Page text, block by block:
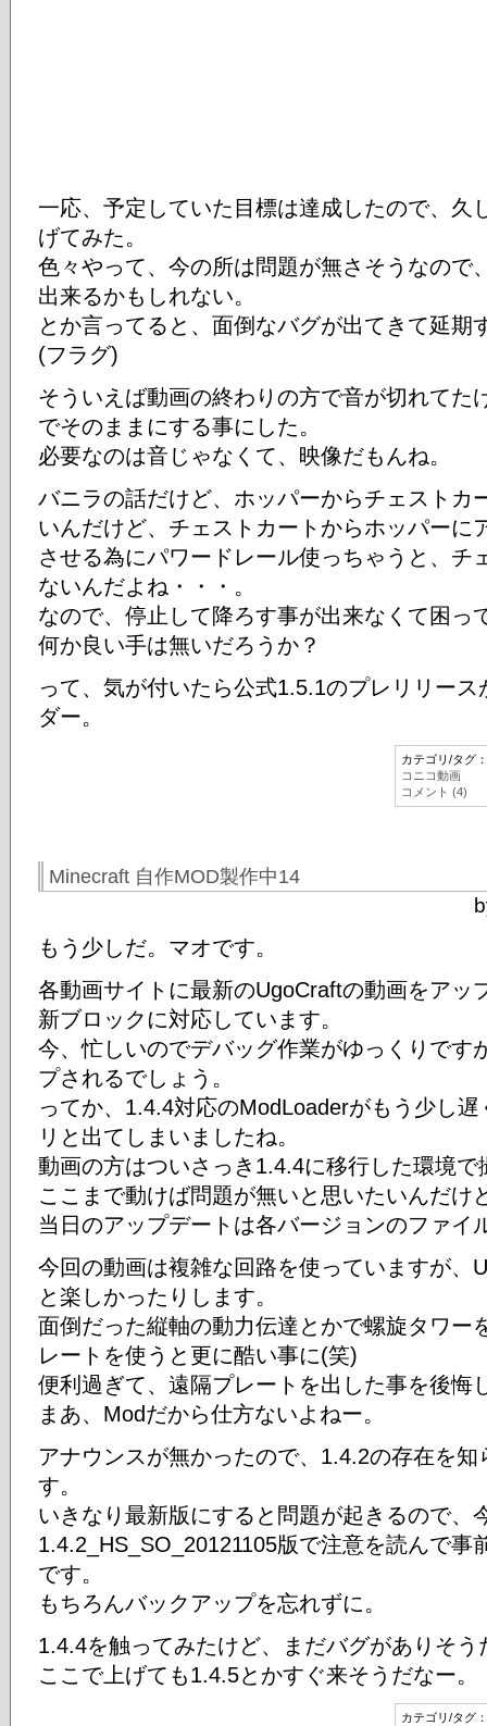
一応、予定していた目標は達成したので、久
げてみた。
色々やって、今の所は問題が無さそうなので
出来るかもしれない。
とか言ってると、面倒なバグが出てきて延期
(フラグ)
そういえば動画の終わりの方で音が切れてた
でそのままにする事にした。
必要なのは音じゃなくて、映像だもんね。
バニラの話だけど、ホッパーからチェストカ
いんだけど、チェストカートからホッパーに
させる為にパワードレール使っちゃうと、チ
ないんだよね・・・。
なので、停止して降ろす事が出来なくて困っ
何か良い手は無いだろうか？
って、気が付いたら公式1.5.1のプレリリー
ダー。
カテゴリ/タグ：
コニコ動画
コメント (4)
Minecraft 自作MOD製作中14
もう少しだ。マオです。
各動画サイトに最新のUgoCraftの動画をアッ
新ブロックに対応しています。
今、忙しいのでデバッグ作業がゆっくりです
プされるでしょう。
ってか、1.4.4対応のModLoaderがもう少し
リと出てしまいましたね。
動画の方はついさっき1.4.4に移行した環境で
ここまで動けば問題が無いと思いたいんだけ
当日のアップデートは各バージョンのファイ
今回の動画は複雑な回路を使っていますが、
と楽しかったりします。
面倒だった縦軸の動力伝達とかで螺旋タワー
レートを使うと更に酷い事に(笑)
便利過ぎて、遠隔プレートを出した事を後悔
まあ、Modだから仕方ないよねー。
アナウンスが無かったので、1.4.2の存在を
す。
いきなり最新版にすると問題が起きるので、
1.4.2_HS_SO_20121105版で注意を読んで事
です。
もちろんバックアップを忘れずに。
1.4.4を触ってみたけど、まだバグがありそう
ここで上げても1.4.5とかすぐ来そうだなー。
カテゴリ/タグ：